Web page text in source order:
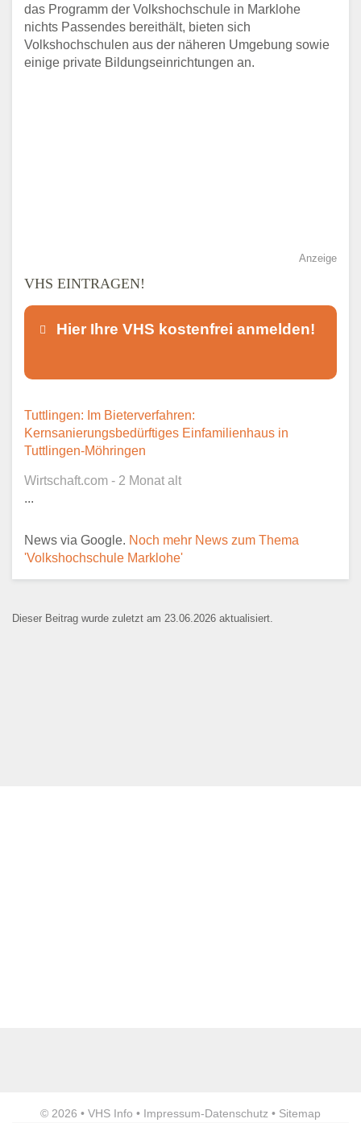
das Programm der Volkshochschule in Marklohe
nichts Passendes bereithält, bieten sich
Volkshochschulen aus der näheren Umgebung sowie
einige private Bildungseinrichtungen an.
Anzeige
VHS EINTRAGEN!
Hier Ihre VHS kostenfrei anmelden!
Dieser Teil dient lediglich zur
Kontaktaufnahme und ist nicht
öffentlich sichtbar.
Ansprechpartner*
E-Mail*
Tuttlingen: Im Bieterverfahren:
Kernsanierungsbedürftiges Einfamilienhaus in
Tuttlingen-Möhringen
Wirtschaft.com - 2 Monat alt
...
News via Google. Noch mehr News zum Thema
'Volkshochschule Marklohe'
Dieser Beitrag wurde zuletzt am 23.06.2026 aktualisiert.
© 2026 • VHS Info • Impressum-Datenschutz • Sitemap